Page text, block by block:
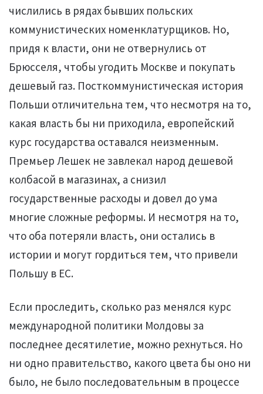
числились в рядах бывших польских
коммунистических номенклатурщиков. Но,
придя к власти, они не отвернулись от
Брюсселя, чтобы угодить Москве и покупать
дешевый газ. Посткоммунистическая история
Польши отличительна тем, что несмотря на то,
какая власть бы ни приходила, европейский
курс государства оставался неизменным.
Премьер Лешек не завлекал народ дешевой
колбасой в магазинах, а снизил
государственные расходы и довел до ума
многие сложные реформы. И несмотря на то,
что оба потеряли власть, они остались в
истории и могут гордиться тем, что привели
Польшу в ЕС.
Если проследить, сколько раз менялся курс
международной политики Молдовы за
последнее десятилетие, можно рехнуться. Но
ни одно правительство, какого цвета бы оно ни
было, не было последовательным в процессе